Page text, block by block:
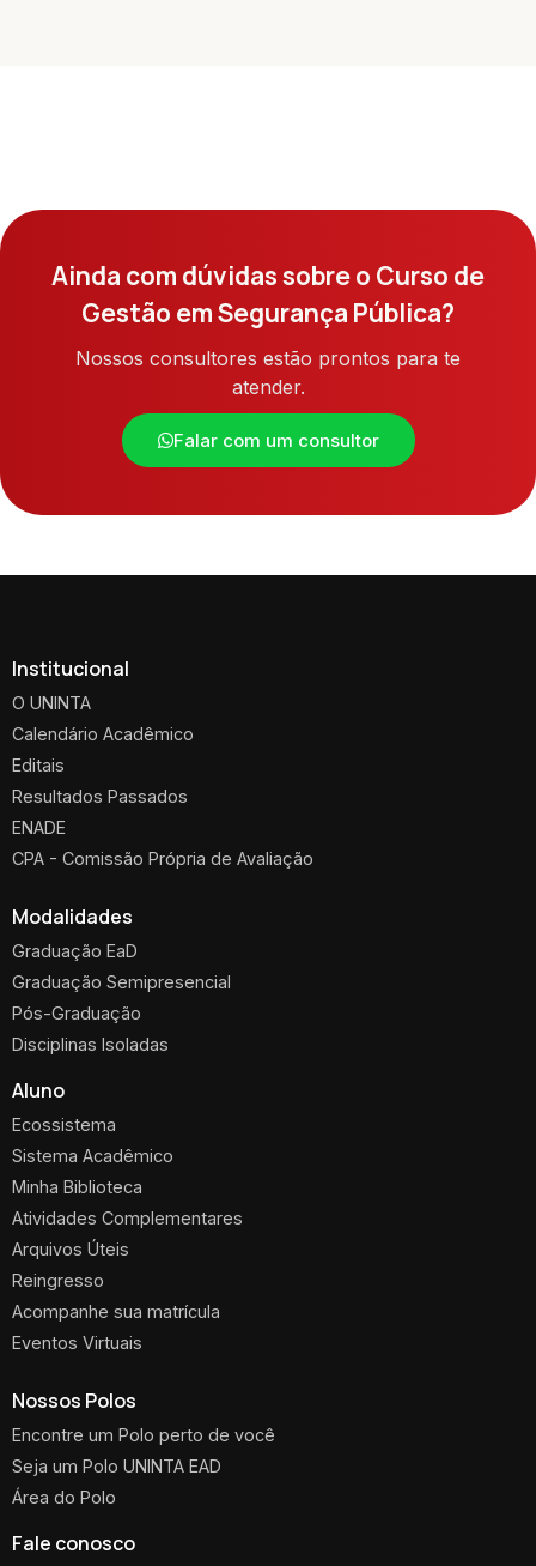
Ainda com dúvidas sobre o Curso de
Gestão em Segurança Pública?
Nossos consultores estão prontos para te
atender.
Falar com um consultor
Institucional
O UNINTA
Calendário Acadêmico
Editais
Resultados Passados
ENADE
CPA - Comissão Própria de Avaliação
Modalidades
Graduação EaD
Graduação Semipresencial
Pós-Graduação
Disciplinas Isoladas
Aluno
Ecossistema
Sistema Acadêmico
Minha Biblioteca
Atividades Complementares
Arquivos Úteis
Reingresso
Acompanhe sua matrícula
Eventos Virtuais
Nossos Polos
Encontre um Polo perto de você
Seja um Polo UNINTA EAD
Área do Polo
Fale conosco